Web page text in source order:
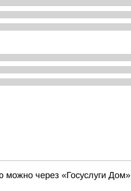
можно через «Госуслуги Дом»